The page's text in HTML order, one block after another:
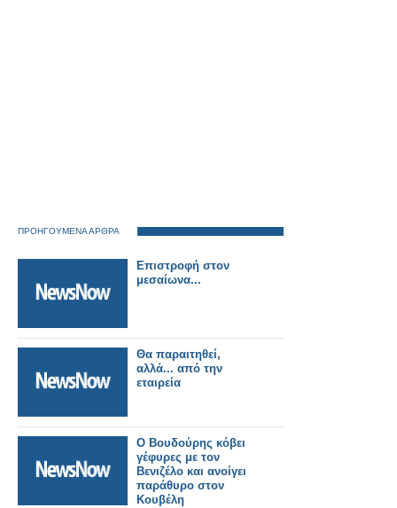
ΠΡΟΗΓΟΥΜΕΝΑ ΑΡΘΡΑ
Επιστροφή στον
μεσαίωνα...
Θα παραιτηθεί,
αλλά... από την
εταιρεία
Ο Βουδούρης κόβει
γέφυρες με τον
Βενιζέλο και ανοίγει
παράθυρο στον
Κουβέλη